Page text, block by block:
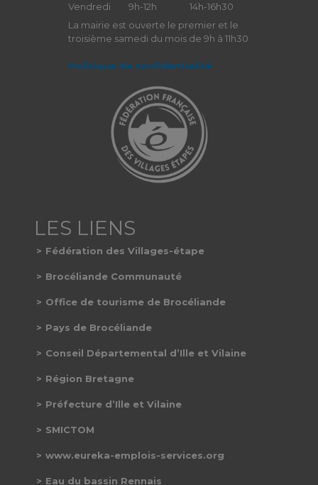
Vendredi
9h-12h
14h-16h30
La mairie est ouverte le premier et le
troisième samedi du mois de 9h à 11h30
Politique de confidentialité
Fédération des Villages-étape
Brocéliande Communauté
Office de tourisme de Brocéliande
Pays de Brocéliande
Conseil Départemental d’Ille et Vilaine
Région Bretagne
Préfecture d’Ille et Vilaine
SMICTOM
www.eureka-emplois-services.org
Eau du bassin Rennais